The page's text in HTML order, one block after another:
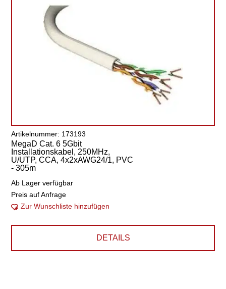
Artikelnummer: 173193
MegaD Cat. 6 5Gbit
Installationskabel, 250MHz,
U/UTP, CCA, 4x2xAWG24/1, PVC
- 305m
Ab Lager verfügbar
Preis auf Anfrage
Zur Wunschliste hinzufügen
DETAILS